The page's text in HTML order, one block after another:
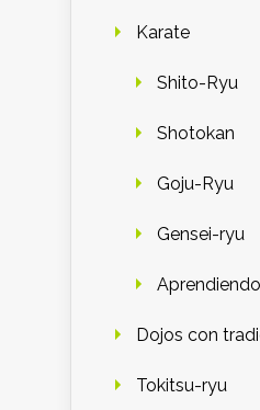
Karate
Shito-Ryu
Shotokan
Goju-Ryu
Gensei-ryu
Dojos con
Tokitsu-ryu